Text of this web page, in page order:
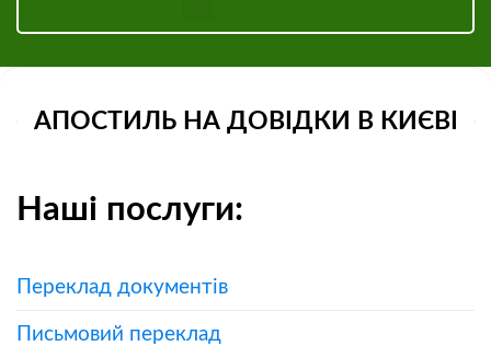
АПОСТИЛЬ НА ДОВІДКИ В КИЄВІ
Наші послуги:
Переклад документів
Письмовий переклад